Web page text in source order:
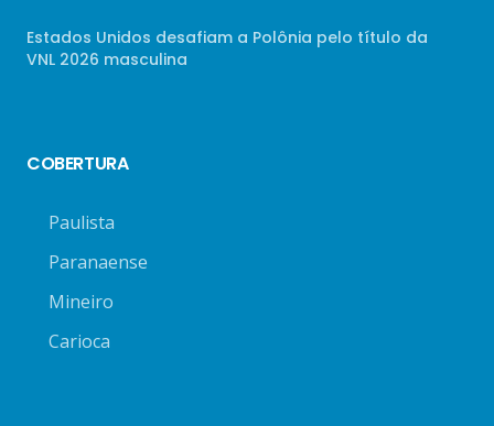
Estados Unidos desafiam a Polônia pelo título da
VNL 2026 masculina
COBERTURA
Paulista
Paranaense
Mineiro
Carioca